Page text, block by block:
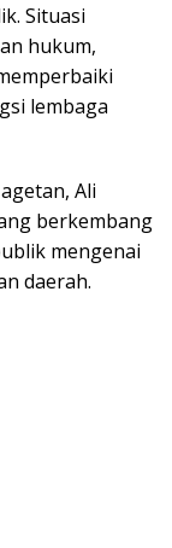
Situasi
hukum,
lembaga
Ali
berkembang
mengenai
daerah.